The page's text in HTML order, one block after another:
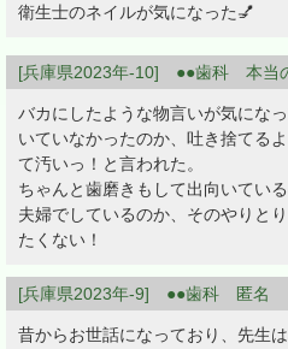
衛生士のネイルが気になった💅
[兵庫県2023年-10] ●●歯科 本当
バカにしたような物言いが気にな
いていなかったのか、吐き捨てる
て汚いっ！と言われた。
ちゃんと歯磨きもして出向いてい
夫婦でしているのか、そのやりと
たくない！
[兵庫県2023年-9] ●●歯科 匿名
昔からお世話になっており、先生